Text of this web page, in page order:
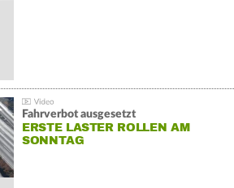
Fahrverbot ausgesetzt
ERSTE LASTER ROLLEN AM
SONNTAG